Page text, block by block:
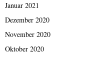
Januar 2021
Dezember 2020
November 2020
Oktober 2020